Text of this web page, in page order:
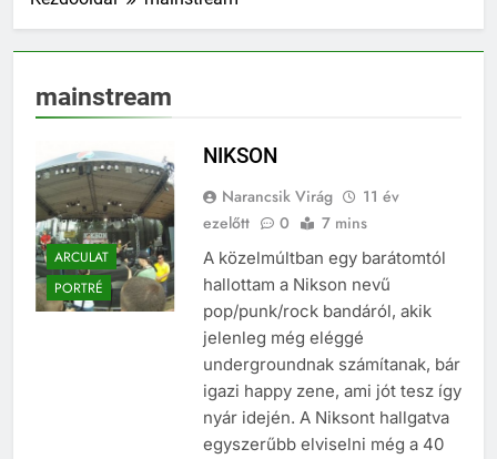
mainstream
ARCULAT
PORTRÉ
NIKSON
Narancsik Virág
11 év
ezelőtt
0 7 mins
A közelmúltban egy barátomtól
hallottam a Nikson nevű
pop/punk/rock bandáról, akik
jelenleg még eléggé
undergroundnak számítanak, bár
igazi happy zene, ami jót tesz így
nyár idején. A Niksont hallgatva
egyszerűbb elviselni még a 40